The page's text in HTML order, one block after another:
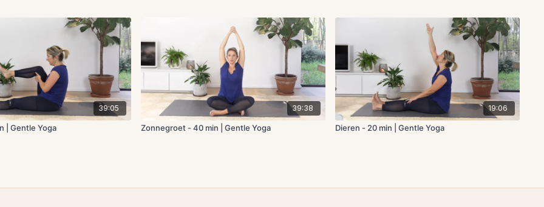
39:05
| Gentle Yoga
39:38
Zonnegroet - 40 min | Gentle Yoga
19:06
Dieren - 20 min | Gentle Yoga